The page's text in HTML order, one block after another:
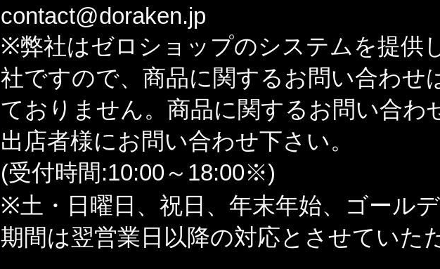
contact@doraken.jp
※弊社はゼロショップのシステムを提供
社ですので、商品に関するお問い合わせ
ておりません。商品に関するお問い合わ
出店者様にお問い合わせ下さい。
(受付時間:10:00～18:00※)
※土・日曜日、祝日、年末年始、ゴール
期間は翌営業日以降の対応とさせていた